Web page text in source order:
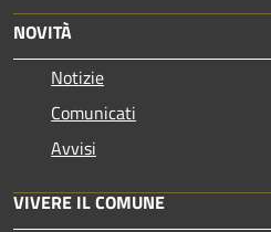
NOVITÀ
Notizie
Comunicati
Avvisi
VIVERE IL COMUNE